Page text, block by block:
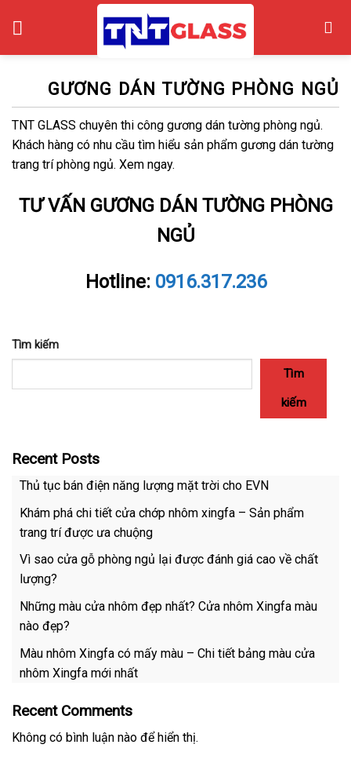
GƯƠNG DÁN TƯỜNG PHÒNG NGỦ
TNT GLASS chuyên thi công gương dán tường phòng ngủ.
Khách hàng có nhu cầu tìm hiểu sản phẩm gương dán tường
trang trí phòng ngủ. Xem ngay.
TƯ VẤN GƯƠNG DÁN TƯỜNG PHÒNG
NGỦ
Hotline: 0916.317.236
Tìm kiếm
Tìm
kiếm
Recent Posts
Thủ tục bán điện năng lượng mặt trời cho EVN
Khám phá chi tiết cửa chớp nhôm xingfa – Sản phẩm
trang trí được ưa chuộng
Vì sao cửa gỗ phòng ngủ lại được đánh giá cao về chất
lượng?
Những màu cửa nhôm đẹp nhất? Cửa nhôm Xingfa màu
nào đẹp?
Màu nhôm Xingfa có mấy màu – Chi tiết bảng màu cửa
nhôm Xingfa mới nhất
Recent Comments
Không có bình luận nào để hiển thị.